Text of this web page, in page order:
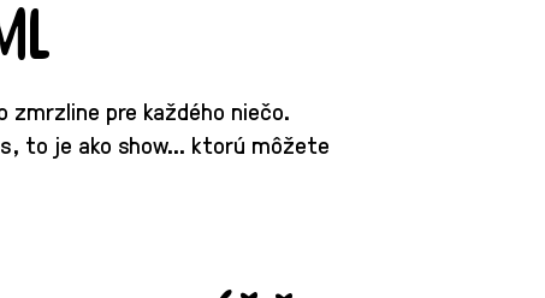
pre každého niečo.
to je ako show... ktorú môžete